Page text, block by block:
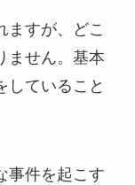
ますが、どこ
ません。基本
していること
事件を起こす